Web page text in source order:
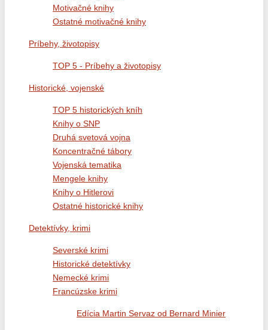
Motivačné knihy
Ostatné motivačné knihy
Príbehy, životopisy
TOP 5 - Príbehy a životopisy
Historické, vojenské
TOP 5 historických kníh
Knihy o SNP
Druhá svetová vojna
Koncentračné tábory
Vojenská tematika
Mengele knihy
Knihy o Hitlerovi
Ostatné historické knihy
Detektívky, krimi
Severské krimi
Historické detektívky
Nemecké krimi
Francúzske krimi
Edícia Martin Servaz od Bernard Minier